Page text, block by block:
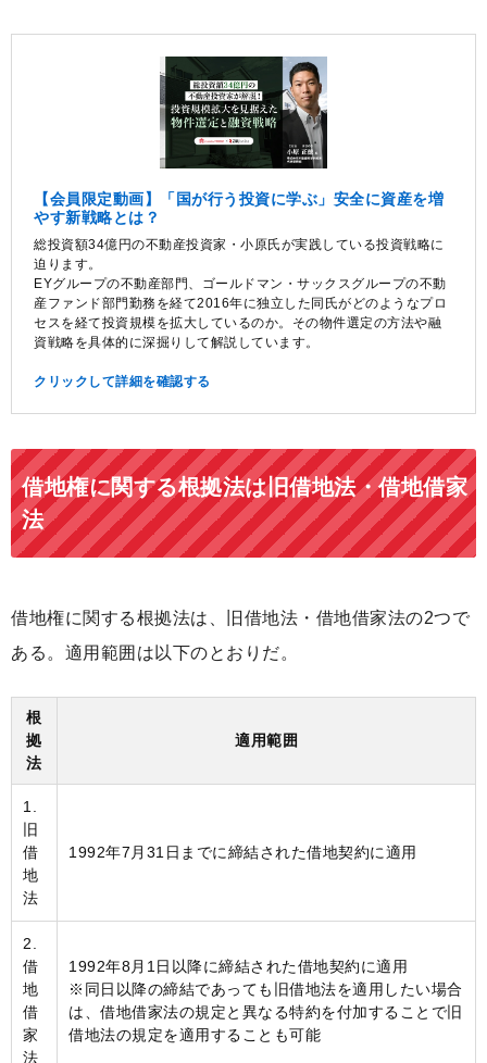
【会員限定動画】「国が行う投資に学ぶ」安全に資産を増
やす新戦略とは？
総投資額34億円の不動産投資家・小原氏が実践している投資戦略に
迫ります。
EYグループの不動産部門、ゴールドマン・サックスグループの不動
産ファンド部門勤務を経て2016年に独立した同氏がどのようなプロ
セスを経て投資規模を拡大しているのか。その物件選定の方法や融
資戦略を具体的に深掘りして解説しています。
クリックして詳細を確認する
借地権に関する根拠法は旧借地法・借地借家
法
借地権に関する根拠法は、旧借地法・借地借家法の2つで
ある。適用範囲は以下のとおりだ。
根
拠
法
適用範囲
1.
旧
借
地
法
1992年7月31日までに締結された借地契約に適用
2.
借
地
借
家
法
1992年8月1日以降に締結された借地契約に適用
※同日以降の締結であっても旧借地法を適用したい場合
は、借地借家法の規定と異なる特約を付加することで旧
借地法の規定を適用することも可能